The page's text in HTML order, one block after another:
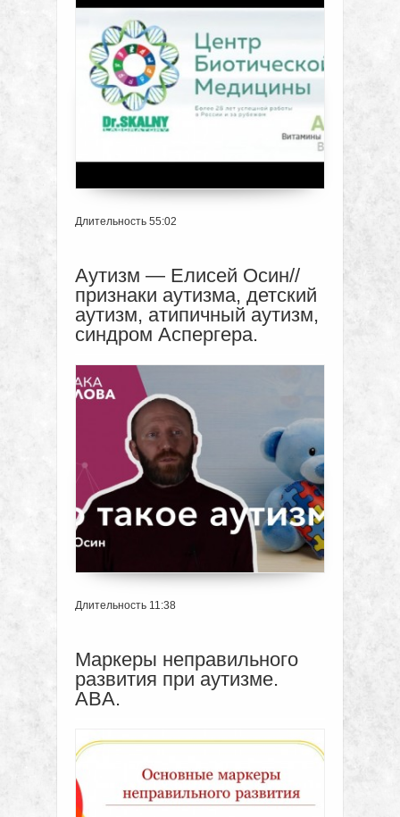
Длительность 55:02
Аутизм — Елисей Осин//
признаки аутизма, детский
аутизм, атипичный аутизм,
синдром Аспергера.
Длительность 11:38
Маркеры неправильного
развития при аутизме.
ABA.